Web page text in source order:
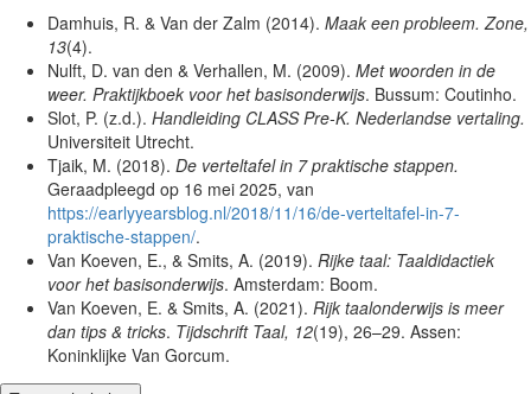
Damhuis, R. & Van der Zalm (2014). Maak een probleem. Zone,
13(4).
Nulft, D. van den & Verhallen, M. (2009). Met woorden in de
weer. Praktijkboek voor het basisonderwijs. Bussum: Coutinho.
Slot, P. (z.d.). Handleiding CLASS Pre-K. Nederlandse vertaling.
Universiteit Utrecht.
Tjaik, M. (2018). De verteltafel in 7 praktische stappen.
Geraadpleegd op 16 mei 2025, van
https://earlyyearsblog.nl/2018/11/16/de-verteltafel-in-7-
praktische-stappen/.
Van Koeven, E., & Smits, A. (2019). Rijke taal: Taaldidactiek
voor het basisonderwijs. Amsterdam: Boom.
Van Koeven, E. & Smits, A. (2021). Rijk taalonderwijs is meer
dan tips & tricks. Tijdschrift Taal, 12(19), 26–29. Assen:
Koninklijke Van Gorcum.